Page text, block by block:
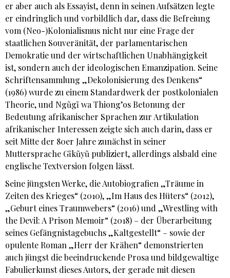
er aber auch als Essayist, denn in seinen Aufsätzen legte
er eindringlich und vorbildlich dar, dass die Befreiung
vom (Neo-)Kolonialismus nicht nur eine Frage der
staatlichen Souveränität, der parlamentarischen
Demokratie und der wirtschaftlichen Unabhängigkeit
ist, sondern auch der ideologischen Emanzipation. Seine
Schriftensammlung „Dekolonisierung des Denkens“
(1986) wurde zu einem Standardwerk der postkolonialen
Theorie, und Ngũgĩ wa Thiong’os Betonung der
Bedeutung afrikanischer Sprachen zur Artikulation
afrikanischer Interessen zeigte sich auch darin, dass er
seit Mitte der 80er Jahre zunächst in seiner
Muttersprache Gĩkũyũ publiziert, allerdings alsbald eine
englische Textversion folgen lässt.
Seine jüngsten Werke, die Autobiografien „Träume in
Zeiten des Krieges“ (2010), „Im Haus des Hüters“ (2012),
„Geburt eines Traumwebers“ (2016) und „Wrestling with
the Devil: A Prison Memoir“ (2018) – der Überarbeitung
seines Gefängnistagebuchs „Kaltgestellt“ – sowie der
opulente Roman „Herr der Krähen“ demonstrierten
auch jüngst die beeindruckende Prosa und bildgewaltige
Fabulierkunst dieses Autors, der gerade mit diesen